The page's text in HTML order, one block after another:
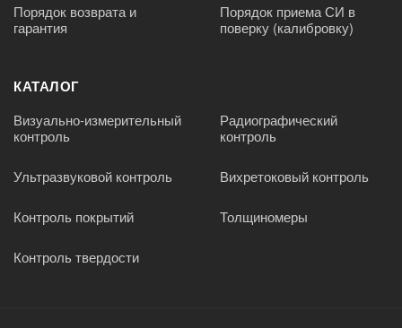
Порядок возврата и
гарантия
Порядок приема СИ в
поверку (калибровку)
КАТАЛОГ
Визуально-измерительный
контроль
Радиографический
контроль
Ультразвуковой контроль Вихретоковый контроль
Контроль покрытий Толщиномеры
Контроль твердости